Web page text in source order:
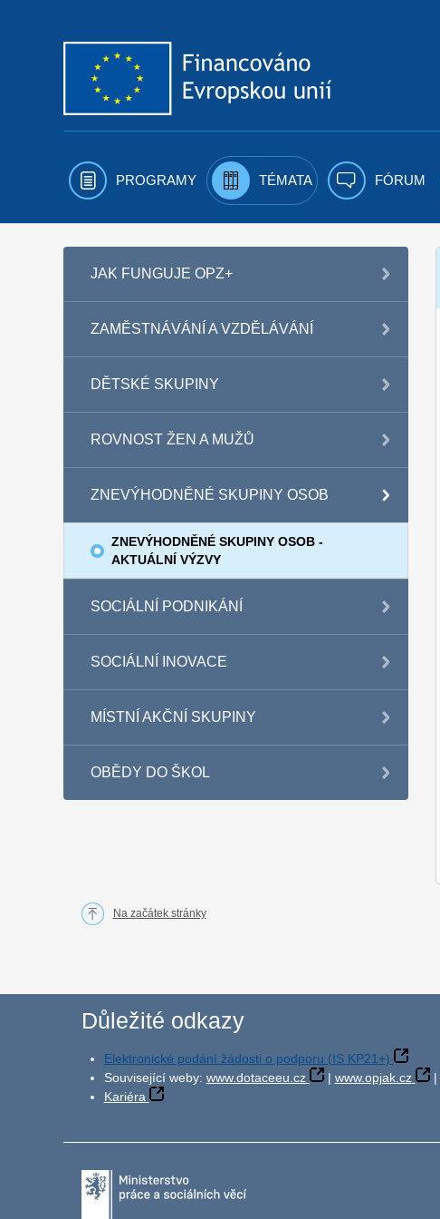
PROGRAMY TÉMATA FÓRUM
JAK FUNGUJE OPZ+
ZAMĚSTNÁVÁNÍ A VZDĚLÁVÁNÍ
DĚTSKÉ SKUPINY
ROVNOST ŽEN A MUŽŮ
ZNEVÝHODNĚNÉ SKUPINY OSOB
ZNEVÝHODNĚNÉ SKUPINY OSOB -
AKTUÁLNÍ VÝZVY
SOCIÁLNÍ PODNIKÁNÍ
SOCIÁLNÍ INOVACE
MÍSTNÍ AKČNÍ SKUPINY
OBĚDY DO ŠKOL
Na začátek stránky
Důležité odkazy
Elektronické podání žádosti o podporu (IS KP21+)
Související weby: www.dotaceeu.cz | www.opjak.cz |
Kariéra